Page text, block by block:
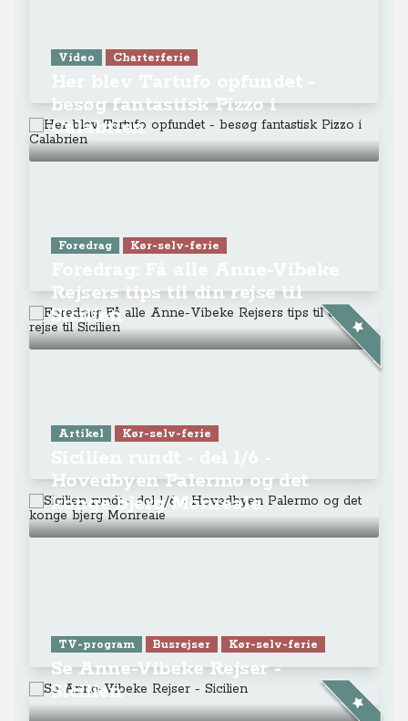
Video Charterferie
besøg fantastisk Pizzo i
Calabrien
Foredrag Kør-selv-ferie
Rejsers tips til din rejse til
Sicilien
Artikel Kør-selv-ferie
Hovedbyen Palermo og det
konge bjerg Monreale
TV-program Busrejser Kør-selv-ferie
Se Anne-Vibeke Rejser -
Sicilien